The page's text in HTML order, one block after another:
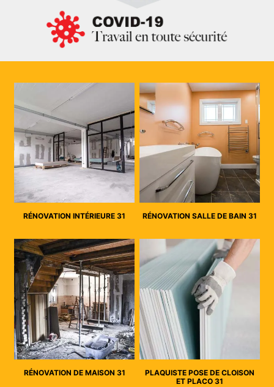
RÉNOVATION INTÉRIEURE 31 RÉNOVATION SALLE DE BAIN 31
RÉNOVATION DE MAISON 31
PLAQUISTE POSE DE CLOISON
ET PLACO 31